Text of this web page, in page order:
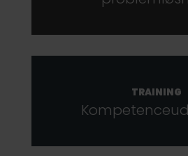
TRAINING